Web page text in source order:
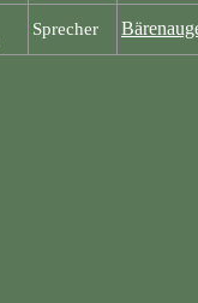
Sprecher